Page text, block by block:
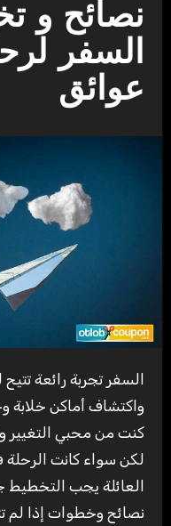
نصائح و
السفر
عوائق
السفر تجربة رائعة تتيح لك استكشاف ثقافات جديدة
واكتشاف أماكن خلابة
كنت من محبي التغيير
لكن سواء كانت الرحلة
العائلة يجب
نصائح وخطوات إذا لم